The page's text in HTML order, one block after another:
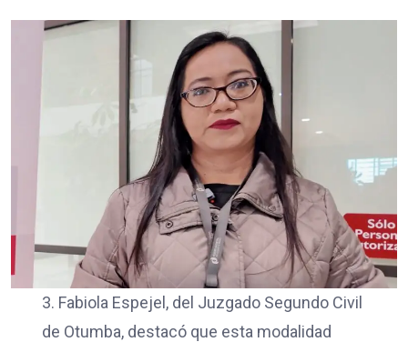
3. Fabiola Espejel, del Juzgado Segundo Civil
de Otumba, destacó que esta modalidad